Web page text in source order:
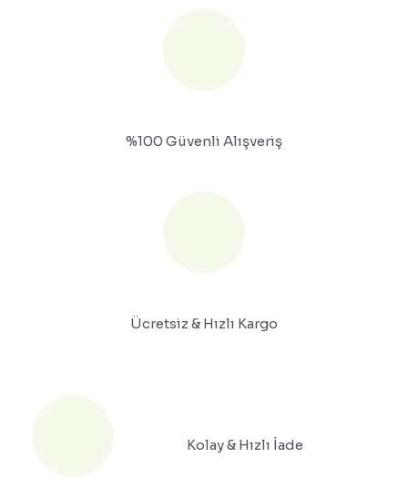
%100 Güvenli Alışveriş
Ücretsiz & Hızlı Kargo
Kolay & Hızlı İade